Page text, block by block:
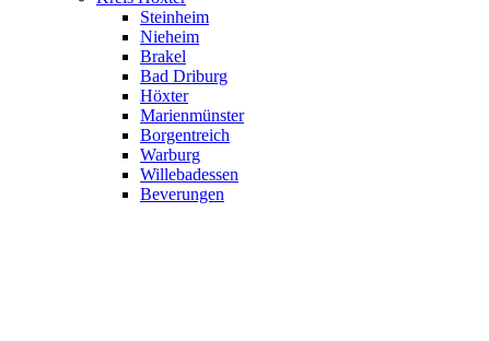
Steinheim
Nieheim
Brakel
Bad Driburg
Höxter
Marienmünster
Borgentreich
Warburg
Willebadessen
Beverungen